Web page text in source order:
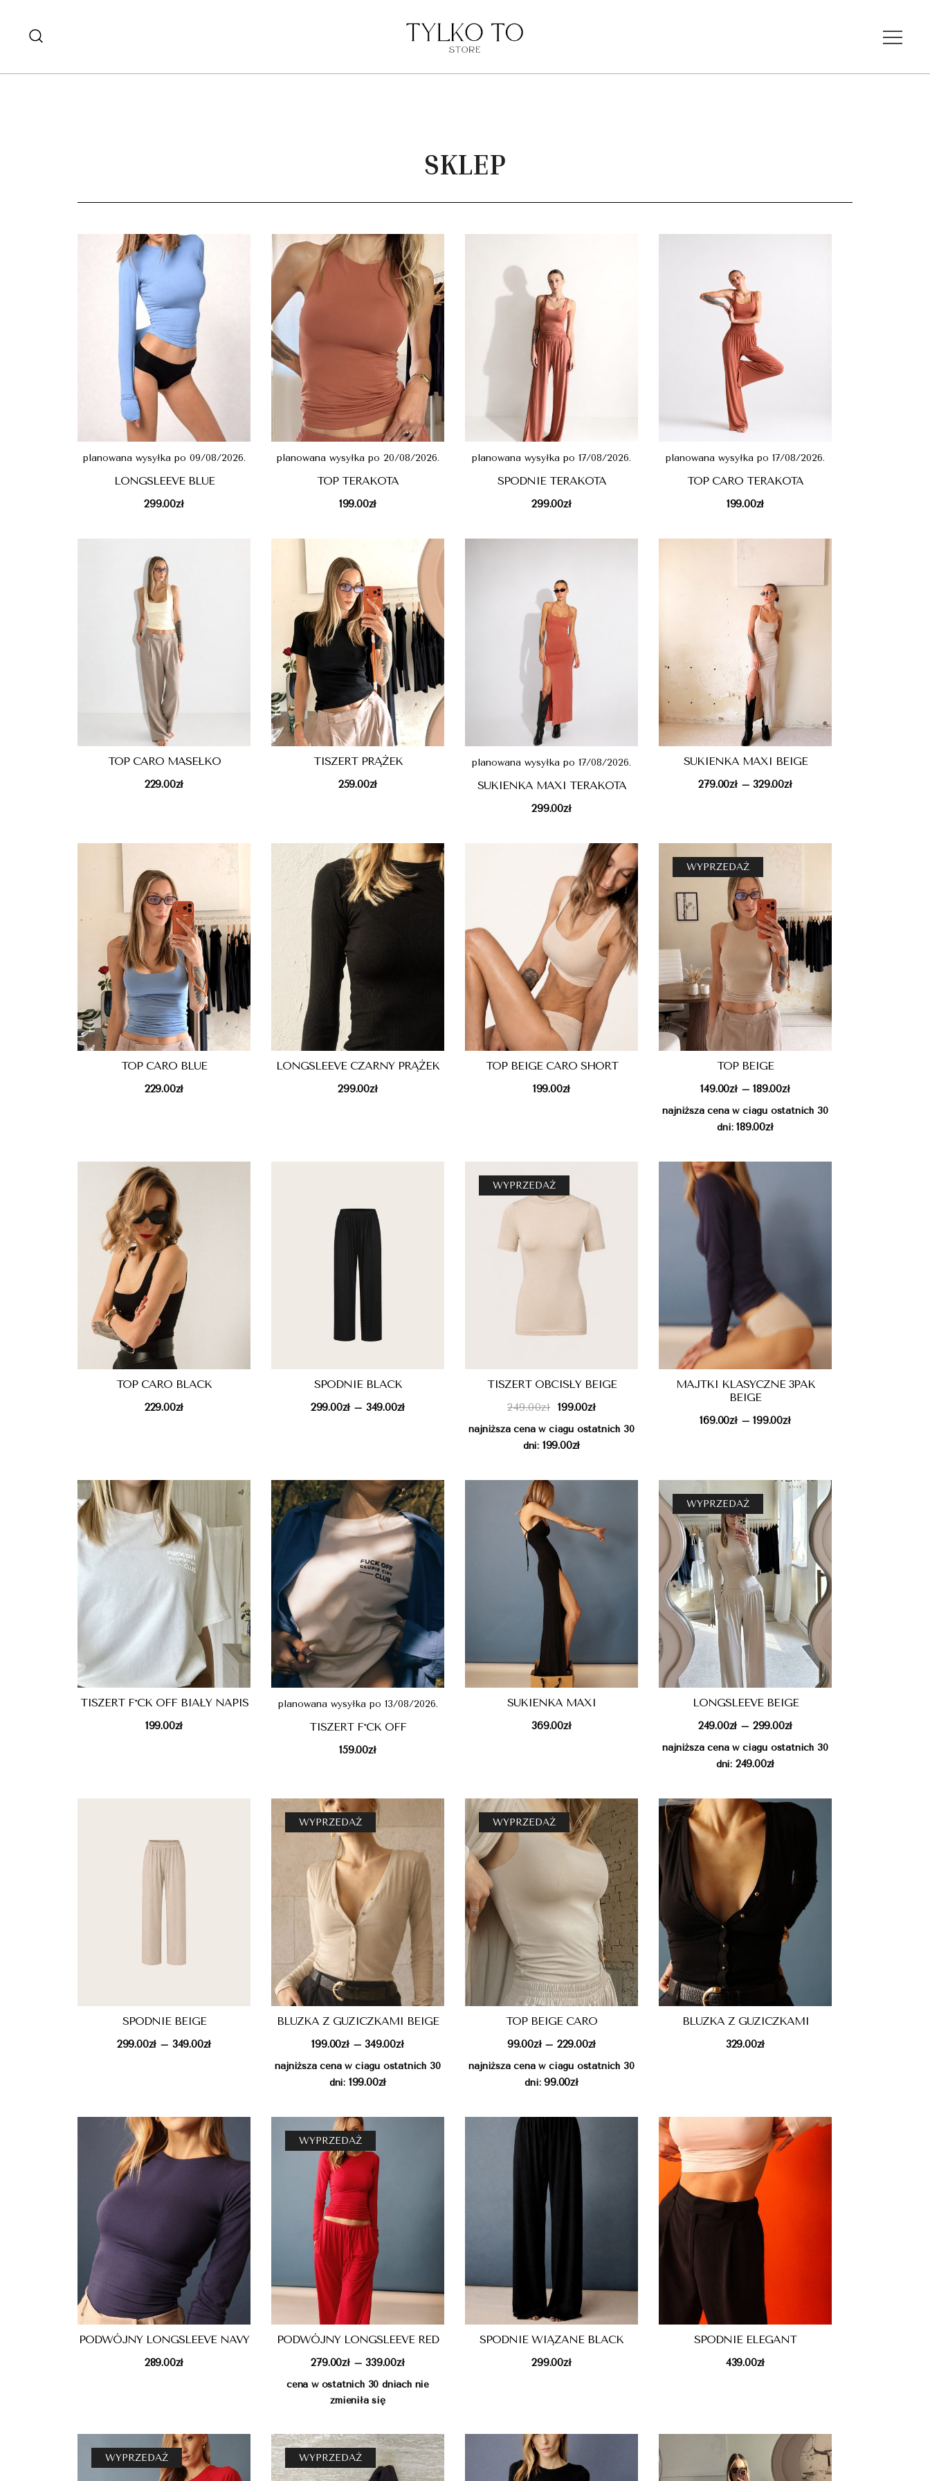
TYLKO TO STORE
SKLEP
planowana wysyłka po 09/08/2026.
LONGSLEEVE BLUE
299.00zł
planowana wysyłka po 20/08/2026.
TOP TERAKOTA
199.00zł
planowana wysyłka po 17/08/2026.
SPODNIE TERAKOTA
299.00zł
planowana wysyłka po 17/08/2026.
TOP CARO TERAKOTA
199.00zł
TOP CARO MASEŁKO
229.00zł
TISZERT PRĄŻEK
259.00zł
planowana wysyłka po 17/08/2026.
SUKIENKA MAXI TERAKOTA
299.00zł
SUKIENKA MAXI BEIGE
279.00zł – 329.00zł
TOP CARO BLUE
229.00zł
LONGSLEEVE CZARNY PRĄŻEK
299.00zł
TOP BEIGE CARO SHORT
199.00zł
WYPRZEDAŻ
TOP BEIGE
149.00zł – 189.00zł
najniższa cena w ciągu ostatnich 30
dni:189.00zł
TOP CARO BLACK
229.00zł
SPODNIE BLACK
299.00zł – 349.00zł
WYPRZEDAŻ
TISZERT OBCISŁY BEIGE
249.00zł 199.00zł
najniższa cena w ciągu ostatnich 30
dni: 199.00zł
MAJTKI KLASYCZNE 3PAK
BEIGE
169.00zł – 199.00zł
TISZERT F*CK OFF BIAŁY NAPIS
199.00zł
planowana wysyłka po 13/08/2026.
TISZERT F*CK OFF
159.00zł
SUKIENKA MAXI
369.00zł
WYPRZEDAŻ
LONGSLEEVE BEIGE
249.00zł – 299.00zł
najniższa cena w ciągu ostatnich 30
dni: 249.00zł
SPODNIE BEIGE
299.00zł – 349.00zł
WYPRZEDAŻ
BLUZKA Z GUZICZKAMI BEIGE
199.00zł – 349.00zł
najniższa cena w ciągu ostatnich 30
dni: 199.00zł
WYPRZEDAŻ
TOP BEIGE CARO
99.00zł – 229.00zł
najniższa cena w ciągu ostatnich 30
dni:99.00zł
BLUZKA Z GUZICZKAMI
329.00zł
PODWÓJNY LONGSLEEVE NAVY
289.00zł
WYPRZEDAŻ
PODWÓJNY LONGSLEEVE RED
279.00zł – 339.00zł
cena w ostatnich 30 dniach nie
zmieniła się
SPODNIE WIĄZANE BLACK
299.00zł
SPODNIE ELEGANT
439.00zł
WYPRZEDAŻ WYPRZEDAŻ